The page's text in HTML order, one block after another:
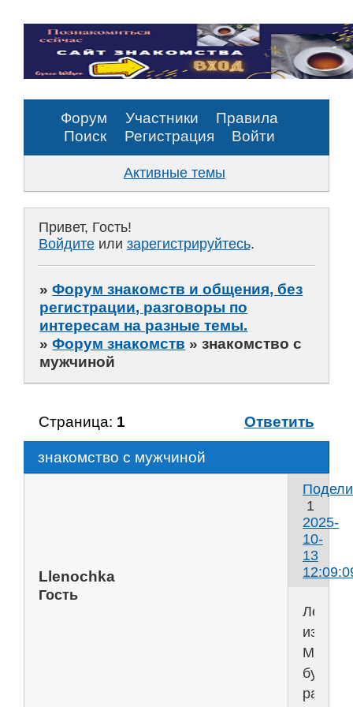
Форум Участники
Правила
Поиск
Регистрация Войти
Активные темы
Привет, Гость!
Войдитеили зарегистрируйтесь.
»Форум знакомств и общения, без
регистрации, разговоры по
интересам на разные темы.
»Форум знакомств »знакомство с
мужчиной
знакомство с мужчиной
Страница: 1 Ответить
1
2025-
10-
13
Llenochka
Гость
Лена
из
буду
рада